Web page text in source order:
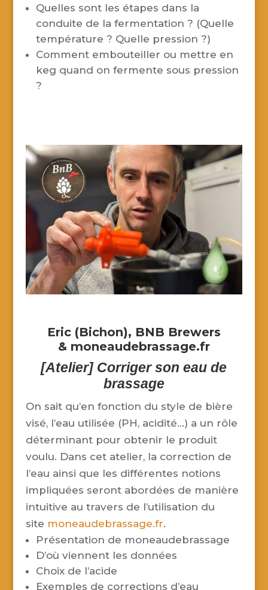
Quelles sont les étapes dans la
conduite de la fermentation ? (Quelle
température ? Quelle pression ?)
Comment embouteiller ou mettre en
keg quand on fermente sous pression
?
Eric (Bichon), BNB Brewers
& moneaudebrassage.fr
[Atelier] Corriger son eau de
brassage
On sait qu’en fonction du style de bière
visé, l’eau utilisée (PH, acidité…) a un rôle
déterminant pour obtenir le produit
voulu. Dans cet atelier, la correction de
l’eau ainsi que les différentes notions
impliquées seront abordées de manière
intuitive au travers de l’utilisation du
site moneaudebrassage.fr.
Présentation de moneaudebrassage
D’où viennent les données
Choix de l’acide
Exemples de corrections d’eau